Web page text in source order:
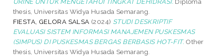
thesis, Universitas Widya Husada Semarang.
FIESTA, GELORA SALSA (2024) STUDI DESKRIPTIF
EVALUASI SISTEM INFORMASI MANAJEMEN PUSKESMAS
(SIMPUS) DI PUSKESMAS BERGAS BERBASIS HOT-FIT. Other
thesis, Universitas Widya Husada Semarang.